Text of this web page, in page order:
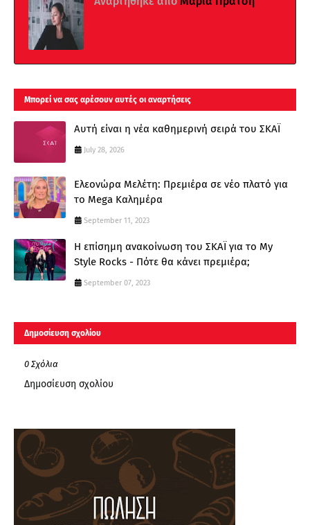
Μπορεί να σας αρέσουν αυτές οι αναρτήσεις
Αυτή είναι η νέα καθημερινή σειρά του ΣΚΑΪ
July 28, 2026
Ελεονώρα Μελέτη: Πρεμιέρα σε νέο πλατό για
το Mega Καλημέρα
September 11, 2023
Η επίσημη ανακοίνωση του ΣΚΑΪ για το My
Style Rocks - Πότε θα κάνει πρεμιέρα;
September 07, 2023
Δημοσίευση σχολίου
0 Σχόλια
Δημοσίευση σχολίου